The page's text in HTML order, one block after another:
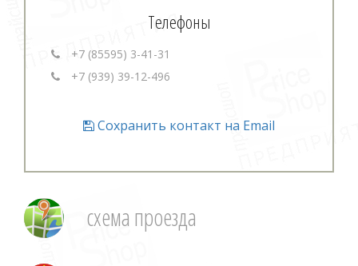
Телефоны
+7 (85595) 3-41-31
+7 (939) 39-12-496
Сохранить контакт на Email
схема проезда